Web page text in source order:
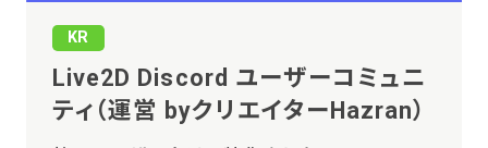
KR
Live2D Discord ユーザーコミュニ
ティ（運営 byクリエイターHazran）